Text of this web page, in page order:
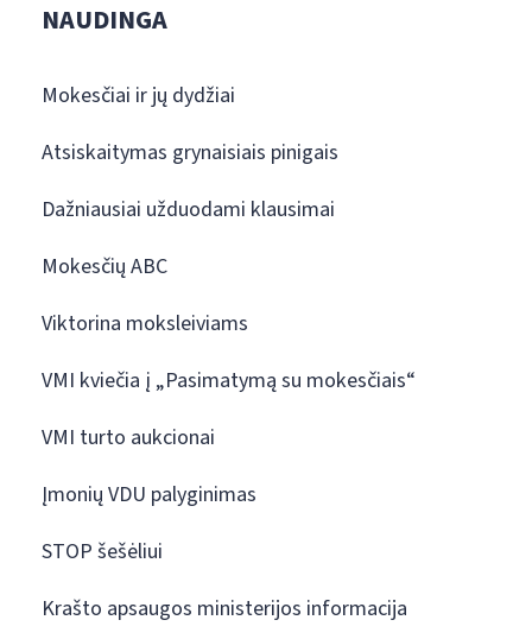
NAUDINGA
Mokesčiai ir jų dydžiai
Atsiskaitymas grynaisiais pinigais
Dažniausiai užduodami klausimai
Mokesčių ABC
Viktorina moksleiviams
VMI kviečia į „Pasimatymą su mokesčiais“
VMI turto aukcionai
Įmonių VDU palyginimas
STOP šešėliui
Krašto apsaugos ministerijos informacija